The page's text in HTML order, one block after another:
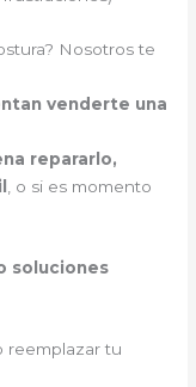
Nosotros te
venderte una
repararlo,
, o si es momento
soluciones
reemplazar tu